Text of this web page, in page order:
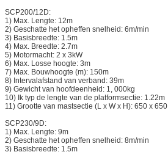
SCP200/12D:
1) Max. Lengte: 12m
2) Geschatte het opheffen snelheid: 6m/min
3) Basisbreedte: 1.5m
4) Max. Breedte: 2.7m
5) Motormacht: 2 x 3kW
6) Max. Losse hoogte: 3m
7) Max. Bouwhoogte (m): 150m
8) Intervalafstand van verband: 39m
9) Gewicht van hoofdeenheid: 1, 000kg
10) Ik typ de lengte van de platformsectie: 1.22m
11) Grootte van mastsectie (L x W x H): 650 x
SCP230/9D:
1) Max. Lengte: 9m
2) Geschatte het opheffen snelheid: 8m/min
3) Basisbreedte: 1.5m